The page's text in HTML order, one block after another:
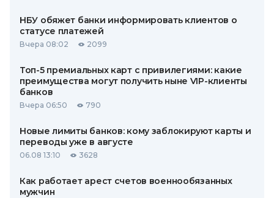
НБУ обяжет банки информировать клиентов о
статусе платежей
Вчера 08:02 2099
Топ-5 премиальных карт с привилегиями: какие
преимущества могут получить ныне VIP-клиенты
банков
Вчера 06:50 790
Новые лимиты банков: кому заблокируют карты и
переводы уже в августе
06.08 13:10 3628
Как работает арест счетов военнообязанных
мужчин